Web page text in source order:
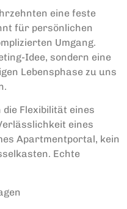
eine feste
für persönlichen
Umgang.
Idee, sondern eine
Lebensphase zu uns
Flexibilität eines
eines
Apartmentportal, kein
Echte